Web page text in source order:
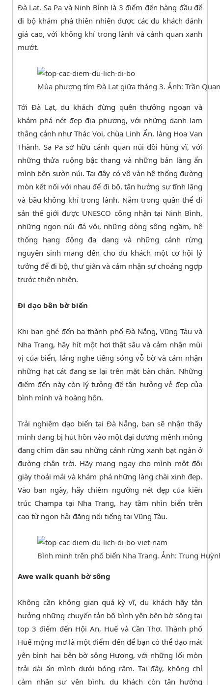
Đà Lạt, Sa Pa và Ninh Bình là 3 điểm đến hàng đầu để
đi bộ khám phá thiên nhiên được các du khách đánh
giá cao, với không khí trong lành và cảnh quan xanh
mướt.
Mùa phượng tím Đà Lạt giữa tháng 3. Ảnh: Trần
Tới Đà Lạt, du khách đừng quên thưởng ngoạn và
khám phá nét đẹp địa phương, với những danh lam
thắng cảnh như Thác Voi, chùa Linh Ẩn, làng Hoa Vạn
Thành. Sa Pa sở hữu cảnh quan núi đồi hùng vĩ, với
những thửa ruộng bậc thang và những bản làng ẩn
mình bên sườn núi. Tại đây có vô vàn hệ thống đường
mòn kết nối với nhau để đi bộ, tận hưởng sự tĩnh lặng
và bầu không khí trong lành. Nằm trong quần thể di
sản thế giới được UNESCO công nhận tại Ninh Bình,
những ngọn núi đá vôi, những dòng sông ngầm, hệ
thống hang động đa dạng và những cánh rừng
nguyên sinh mang đến cho du khách một cơ hội lý
tưởng để đi bộ, thư giãn và cảm nhận sự choáng ngợp
trước thiên nhiên.
Đi dạo bên bờ biển
Khi bạn ghé đến ba thành phố Đà Nẵng, Vũng Tàu và
Nha Trang, hãy hít một hơi thật sâu và cảm nhận mùi
vị của biển, lắng nghe tiếng sóng vỗ bờ và cảm nhận
những hạt cát đang se lại trên mặt bàn chân. Những
điểm đến này còn lý tưởng để tận hưởng vẻ đẹp của
bình mình và hoàng hôn.
Trải nghiệm dạo biển tại Đà Nẵng, bạn sẽ nhận thấy
mình đang bị hút hồn vào một đại dương mênh mông
đang chìm dần sau những cánh rừng xanh bạt ngàn ở
đường chân trời. Hãy mang ngay cho mình một đôi
giày thoải mái và khám phá những làng chài xinh đẹp.
Vào ban ngày, hãy chiêm ngưỡng nét đẹp của kiến
trúc Champa tại Nha Trang, hay tầm nhìn biển trên
cao từ ngọn hải đăng nổi tiếng tại Vũng Tàu.
Bình minh trên phố biển Nha Trang. Ảnh: Trung
Awe walk quanh bờ sông
Không cần không gian quá kỳ vĩ, du khách hãy tận
hưởng những chuyến tản bộ bình yên bên bờ sông tại
top 3 điếm đến Hội An, Huế và Cần Thơ. Thành phố
Huế mộng mơ là một điểm đến để bạn có thể dạo mát
yên bình hai bên bờ sông Hương, với những lối mòn
trải dài ẩn mình dưới bóng râm. Tại đây, không chỉ
cảm nhận sự yên bình, du khách còn tận hưởng